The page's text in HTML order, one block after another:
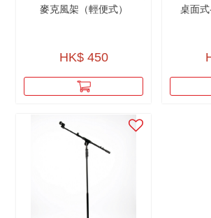
麥克風架（輕便式）
HK$ 450
桌面